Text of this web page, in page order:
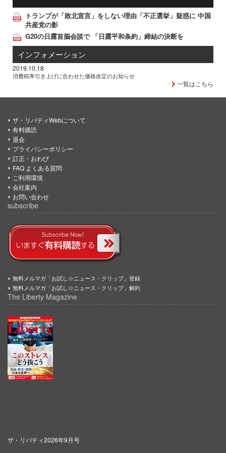
トランプが「敗北宣言」をしない理由「不正選挙」疑惑に 中国
共産党の影
G20の日露首脳会談で 「日露平和条約」締結の決断を
インフォメーション
2019.10.18
消費税率引き上げに合わせた価格改定のお知らせ
一覧はこちら
ザ・リバティWebについて
有料購読
退会
プライバシーポリシー
訂正・おわび
FAQ よくある質問
ご利用環境
会社案内
お問い合わせ
subscribe
無料メルマガ「お試し☆ニュース・クリップ」登録
無料メルマガ「お試し☆ニュース・クリップ」解約
The Liberty Magazine
ザ・リバティ2026年9月号